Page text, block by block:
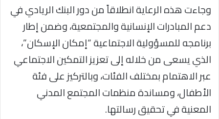
وجاءت هذه الرعاية انطلاقاً من دور البنك الريادي في
دعم المبادرات الإنسانية والمجتمعية، وضمن إطار
برنامجه للمسؤولية الاجتماعية “إمكان الإسكان”،
الذي يسعى من خلاله إلى تعزيز التمكين الاجتماعي
عبر الاهتمام بمختلف الفئات، وبالتركيز على فئة
الأطفال، ومساندة منظمات المجتمع المدني
المعنية في تحقيق رسالتها.